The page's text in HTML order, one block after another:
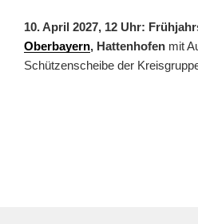
10. April 2027, 12 Uhr:
Oberbayern, Hattenhofen mit
Schützenscheibe der